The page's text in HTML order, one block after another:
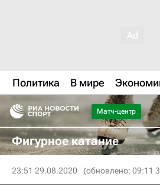
Политика В мире
Матч-центр
Фигурное катание
23:51 29.08.2020 (обновлено: 09:11